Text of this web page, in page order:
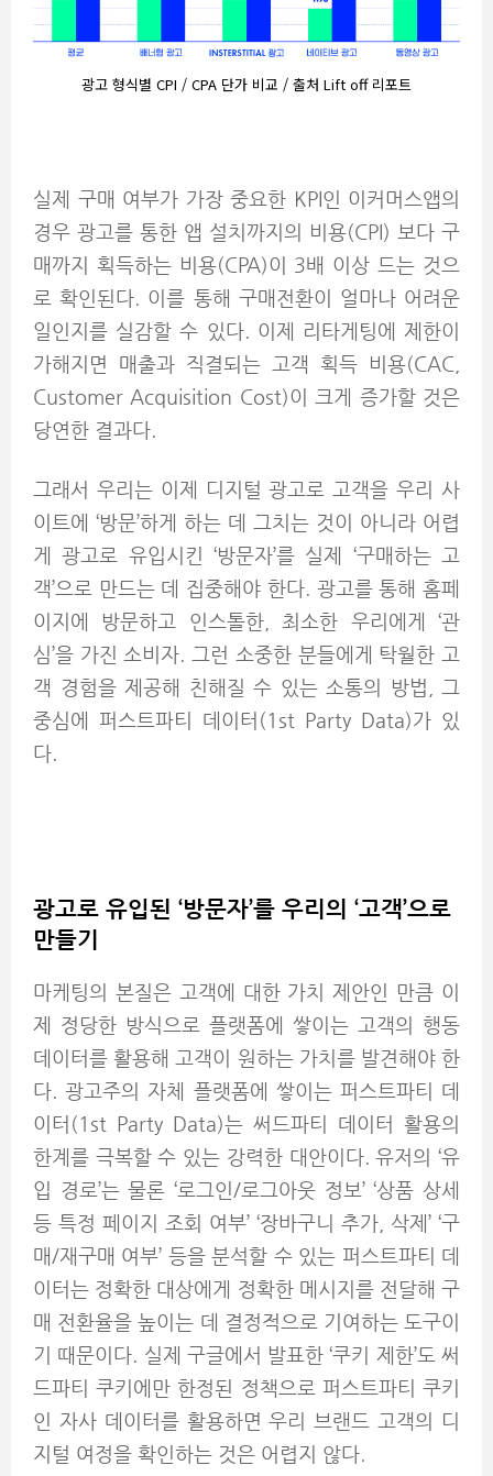
광고 형식별 CPI / CPA 단가 비교 / 출처 Lift off 리포트
실제 구매 여부가 가장 중요한 KPI인 이커머스앱의
경우 광고를 통한 앱 설치까지의 비용(CPI) 보다 구
매까지 획득하는 비용(CPA)이 3배 이상 드는 것으
로 확인된다. 이를 통해 구매전환이 얼마나 어려운
일인지를 실감할 수 있다. 이제 리타게팅에 제한이
가해지면 매출과 직결되는 고객 획득 비용(CAC,
Customer Acquisition Cost)이 크게 증가할 것은
당연한 결과다.
그래서 우리는 이제 디지털 광고로 고객을 우리 사
이트에 ‘방문’하게 하는 데 그치는 것이 아니라 어렵
게 광고로 유입시킨 ‘방문자’를 실제 ‘구매하는 고
객’으로 만드는 데 집중해야 한다. 광고를 통해 홈페
이지에 방문하고 인스톨한, 최소한 우리에게 ‘관
심’을 가진 소비자. 그런 소중한 분들에게 탁월한 고
객 경험을 제공해 친해질 수 있는 소통의 방법, 그
중심에 퍼스트파티 데이터(1st Party Data)가 있
다.
광고로 유입된 ‘방문자’를 우리의 ‘고객’으로
만들기
마케팅의 본질은 고객에 대한 가치 제안인 만큼 이
제 정당한 방식으로 플랫폼에 쌓이는 고객의 행동
데이터를 활용해 고객이 원하는 가치를 발견해야 한
다. 광고주의 자체 플랫폼에 쌓이는 퍼스트파티 데
이터(1st Party Data)는 써드파티 데이터 활용의
한계를 극복할 수 있는 강력한 대안이다. 유저의 ‘유
입 경로’는 물론 ‘로그인/로그아웃 정보’ ‘상품 상세
등 특정 페이지 조회 여부’ ‘장바구니 추가, 삭제’ ‘구
매/재구매 여부’ 등을 분석할 수 있는 퍼스트파티 데
이터는 정확한 대상에게 정확한 메시지를 전달해 구
매 전환율을 높이는 데 결정적으로 기여하는 도구이
기 때문이다. 실제 구글에서 발표한 ‘쿠키 제한’도 써
드파티 쿠키에만 한정된 정책으로 퍼스트파티 쿠키
인 자사 데이터를 활용하면 우리 브랜드 고객의 디
지털 여정을 확인하는 것은 어렵지 않다.